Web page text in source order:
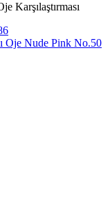
Karşılaştırması
Oje Nude Pink No.50